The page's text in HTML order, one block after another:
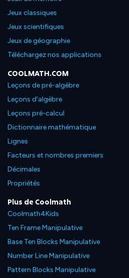
Jeux classiques
Jeux scientifiques
Jeux de géographie
Téléchargez nos applications
COOLMATH.COM
Leçons de pré-algèbre
Leçons d'algèbre
Leçons pré-calcul
Dictionnaire mathématique
Lignes
Facteurs et nombres premiers
Décimales
Propriétés
Plus de Coolmath
Coolmath4Kids
Ten Frame Manipulative
Base Ten Blocks Manipulative
Number Line Manipulative
Pattern Blocks Manipulative